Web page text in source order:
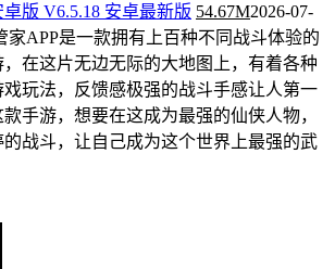
版 V6.5.18 安卓最新版 54.67M2026-07-
家APP是一款拥有上百种不同战斗体验的
在这片无边无际的大地图上，有着各种
玩法，反馈感极强的战斗手感让人第一
手游，想要在这成为最强的仙侠人物，
的战斗，让自己成为这个世界上最强的武